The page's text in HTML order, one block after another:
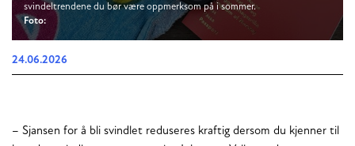
svindeltrendene du bør være oppmerksom på i sommer.
Foto:
24.06.2026
– Sjansen for å bli svindlet reduseres kraftig dersom du kjenner til